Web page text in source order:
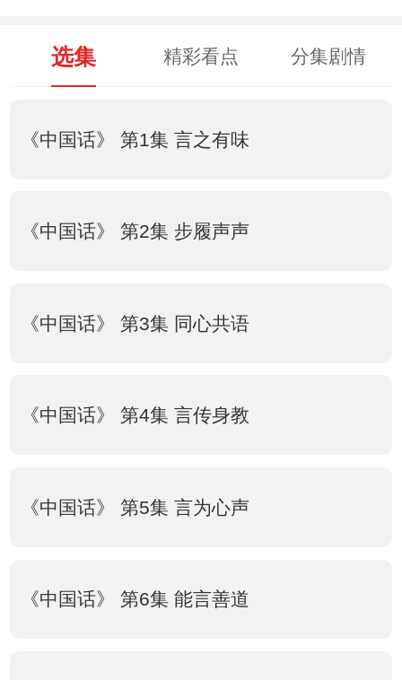
选集 精彩看点 分集剧情
《中国话》 第1集 言之有味
《中国话》 第2集 步履声声
《中国话》 第3集 同心共语
《中国话》 第4集 言传身教
《中国话》 第5集 言为心声
《中国话》 第6集 能言善道